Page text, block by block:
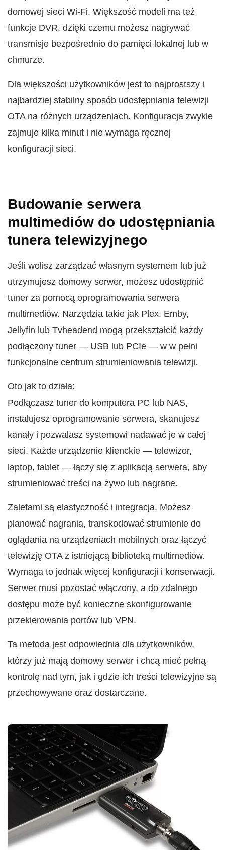
domowej sieci Wi‑Fi. Większość modeli ma też
funkcje DVR, dzięki czemu możesz nagrywać
transmisje bezpośrednio do pamięci lokalnej lub w
chmurze.
Dla większości użytkowników jest to najprostszy i
najbardziej stabilny sposób udostępniania telewizji
OTA na różnych urządzeniach. Konfiguracja zwykle
zajmuje kilka minut i nie wymaga ręcznej
konfiguracji sieci.
Budowanie serwera
multimediów do udostępniania
tunera telewizyjnego
Jeśli wolisz zarządzać własnym systemem lub już
utrzymujesz domowy serwer, możesz udostępnić
tuner za pomocą oprogramowania serwera
multimediów. Narzędzia takie jak Plex, Emby,
Jellyfin lub Tvheadend mogą przekształcić każdy
podłączony tuner — USB lub PCIe — w w pełni
funkcjonalne centrum strumieniowania telewizji.
Oto jak to działa:
Podłączasz tuner do komputera PC lub NAS,
instalujesz oprogramowanie serwera, skanujesz
kanały i pozwalasz systemowi nadawać je w całej
sieci. Każde urządzenie klienckie — telewizor,
laptop, tablet — łączy się z aplikacją serwera, aby
strumieniować treści na żywo lub nagrane.
Zaletami są elastyczność i integracja. Możesz
planować nagrania, transkodować strumienie do
oglądania na urządzeniach mobilnych oraz łączyć
telewizję OTA z istniejącą biblioteką multimediów.
Wymaga to jednak więcej konfiguracji i konserwacji.
Serwer musi pozostać włączony, a do zdalnego
dostępu może być konieczne skonfigurowanie
przekierowania portów lub VPN.
Ta metoda jest odpowiednia dla użytkowników,
którzy już mają domowy serwer i chcą mieć pełną
kontrolę nad tym, jak i gdzie ich treści telewizyjne są
przechowywane oraz dostarczane.